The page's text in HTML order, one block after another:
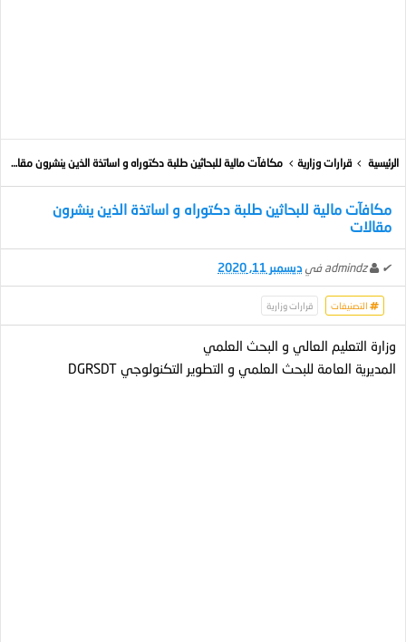
الرئيسية قرارات وزارية مكافآت مالية للبحاثين طلبة دكتوراه و اساتذة الذين ينشرون مقالات
مكافآت مالية للبحاثين طلبة دكتوراه و اساتذة الذين ينشرون
مقالات
✔
admindz في ديسمبر 11, 2020
التصنيفات قرارات وزارية
وزارة التعليم العالي و البحث العلمي
المديرية العامة للبحث العلمي و التطوير التكنولوجي DGRSDT